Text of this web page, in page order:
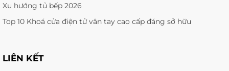
Xu hướng tủ bếp 2026
Top 10 Khoá cửa điện tử vân tay cao cấp đáng sở hữu
LIÊN KẾT